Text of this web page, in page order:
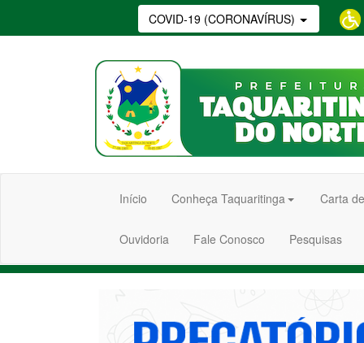
COVID-19 (CORONAVÍRUS)
Início Conheça Taquaritinga Carta
Ouvidoria Fale Conosco Pesquisas